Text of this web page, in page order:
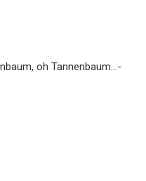
oh Tannenbaum…-